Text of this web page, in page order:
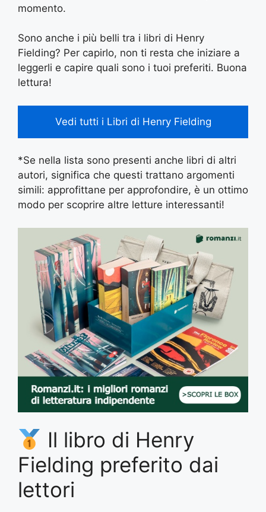
momento.
Sono anche i più belli tra i libri di Henry
Fielding? Per capirlo, non ti resta che iniziare a
leggerli e capire quali sono i tuoi preferiti. Buona
lettura!
Vedi tutti i Libri di Henry Fielding
*Se nella lista sono presenti anche libri di altri
autori, significa che questi trattano argomenti
simili: approfittane per approfondire, è un ottimo
modo per scoprire altre letture interessanti!
Il libro di Henry
Fielding preferito dai
lettori